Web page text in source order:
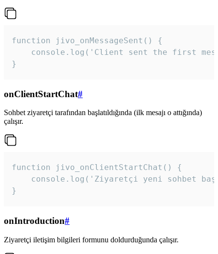
function jivo_onMessageSent() {
console.log('Client sent the first
}
onClientStartChat#
Sohbet ziyaretçi tarafından başlatıldığında (ilk mesajı o attığında)
çalışır.
function jivo_onClientStartChat() {
console.log('Ziyaretçi yeni sohbet
}
onIntroduction#
Ziyaretçi iletişim bilgileri formunu doldurduğunda çalışır.